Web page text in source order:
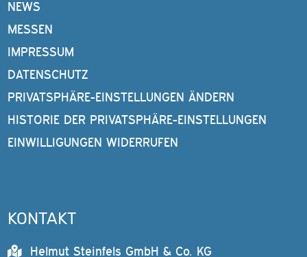
NEWS
MESSEN
IMPRESSUM
DATENSCHUTZ
PRIVATSPHÄRE-EINSTELLUNGEN ÄNDERN
HISTORIE DER PRIVATSPHÄRE-EINSTELLUNGEN
EINWILLIGUNGEN WIDERRUFEN
KONTAKT
Helmut Steinfels GmbH & Co. KG